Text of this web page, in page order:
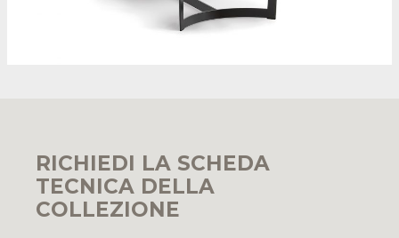
RICHIEDI LA SCHEDA
TECNICA DELLA
COLLEZIONE